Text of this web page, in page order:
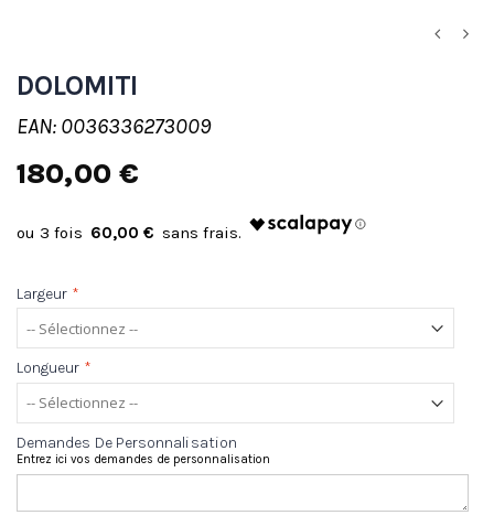
DOLOMITI
EAN: 0036336273009
180,00 €
60,00 €
Largeur *
Longueur *
Demandes De Personnalisation
Entrez ici vos demandes de personnalisation